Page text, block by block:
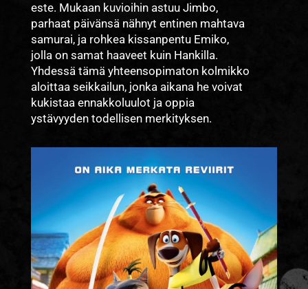
este. Mukaan kuvioihin astuu Jimbo,
parhaat päivänsä nähnyt entinen mahtava
samurai, ja rohkea kissanpentu Emiko,
jolla on samat haaveet kuin Hankilla.
Yhdessä tämä yhteensopimaton kolmikko
aloittaa seikkailun, jonka aikana he voivat
kukistaa ennakkoluulot ja oppia
ystävyyden todellisen merkityksen.